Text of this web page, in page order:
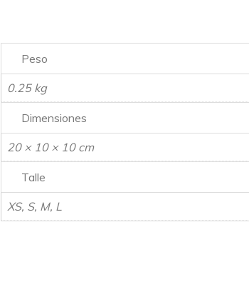
Peso
0.25 kg
Dimensiones
20 × 10 × 10 cm
Talle
XS, S, M, L